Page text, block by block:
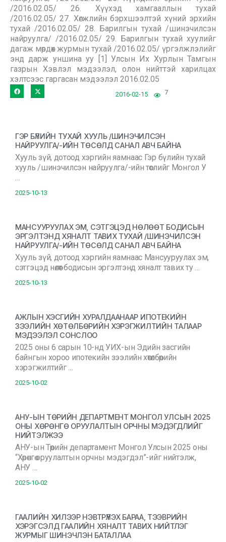
/2016.02.05/ 26. Хүүхэд хамгааллын тухай
/2016.02.05/ 27. Хөгжлийн бэрхшээлтэй хүний эрхийн
тухай /2016.02.05/ 28. Барилгын тухай /шинэчилсэн
найруулга/ /2016.02.05/ 29. Барилгын тухай хуулийг
дагаж мөрдөх журмын тухай /2016.02.05/ үргэлжлэлийг
энд дарж уншина уу [1] Улсын Их Хурлын Тамгын
газрын Хэвлэл мэдээлэл, олон нийттэй харилцах
хэлтсээс гаргасан мэдээлэл 2016.02.05
2016-02-15 7
ГЭР БҮЛИЙН ТУХАЙ ХУУЛЬ /ШИНЭЧИЛСЭН
НАЙРУУЛГА/-ИЙН ТӨСӨЛД САНАЛ АВЧ БАЙНА
Хууль зүй, дотоод хэргийн яамнаас Гэр бүлийн тухай
хууль /шинэчилсэн найруулга/-ийн төслийг Монгол У
…
2025-10-13
МАНСУУРУУЛАХ ЭМ, СЭТГЭЦЭД НӨЛӨӨТ БОДИСЫН
ЭРГЭЛТЭНД ХЯНАЛТ ТАВИХ ТУХАЙ /ШИНЭЧИЛСЭН
НАЙРУУЛГА/-ИЙН ТӨСӨЛД САНАЛ АВЧ БАЙНА
Хууль зүй, дотоод хэргийн яамнаас Мансууруулах эм,
сэтгэцэд нөлөөт бодисын эргэлтэнд хяналт тавих ту …
2025-10-13
АЖЛЫН ХЭСГИЙН ХУРАЛДААНААР ИПОТЕКИЙН
ЗЭЭЛИЙН ХӨТӨЛБӨРИЙН ХЭРЭГЖИЛТИЙН ТАЛААР
МЭДЭЭЛЭЛ СОНСЛОО
2025 оны 6 сарын 10-нд УИХ-ын Эдийн засгийн
байнгын хороо ипотекийн зээлийн хөтөлбөрийн
хэрэгжилтийг …
2025-10-02
АНУ-ЫН ТӨРИЙН ДЕПАРТМЕНТ МОНГОЛ УЛСЫН 2025
ОНЫ ХӨРӨНГӨ ОРУУЛАЛТЫН ОРЧНЫ МЭДЭГДЛИЙГ
НИЙТЭЛЖЭЭ
АНУ-ын Төрийн департамент Монгол Улсын 2025 оны
“Хөрөнгө оруулалтын орчны мэдэгдэл”-ийг нийтэлж,
АНУ …
2025-10-02
ГААЛИЙН ХИЛЭЭР НЭВТРҮҮЛЭХ БАРАА, ТЭЭВРИЙН
ХЭРЭГСЭЛД ГААЛИЙН ХЯНАЛТ ТАВИХ НИЙТЛЭГ
ЖУРМЫГ ШИНЭЧЛЭН БАТАЛЛАА